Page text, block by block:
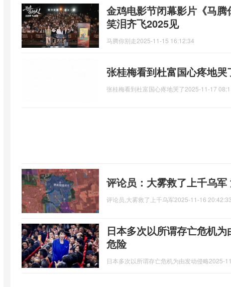
金鸡电影节闭幕影片《马
笑泪齐飞2025见
马腾你别走2025-11-15 16:12:34
张桂梅看到杜富国心疼地
张桂梅看到杜富国心疼地哭了2025-11-17
评论员：大雾救了上千乌
评论员,大雾救了上千乌军2025-11-16
日本多次以所谓存亡危机
危险
日本多次以所谓存亡危机为由发动侵略2025-